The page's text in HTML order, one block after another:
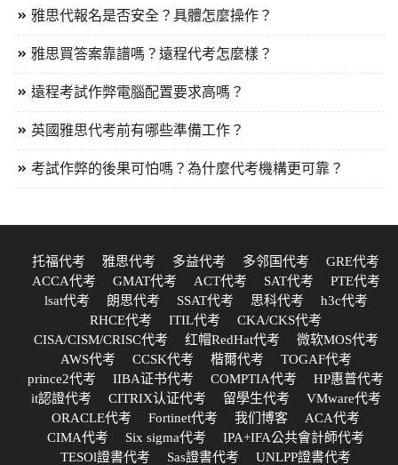
雅思代報名是否安全？具體怎麼操作？
雅思買答案靠譜嗎？遠程代考怎麼樣？
遠程考試作弊電腦配置要求高嗎？
英國雅思代考前有哪些準備工作？
考試作弊的後果可怕嗎？為什麼代考機構更可靠？
托福代考 雅思代考 多益代考 多邻国代考
GRE代考
ACCA代考
GMAT代考 ACT代考 SAT代考
PTE代考
lsat代考
朗思代考 SSAT代考 思科代考
h3c代考
RHCE代考
ITIL代考
CKA/CKS代考
CISA/CISM/CRISC代考
红帽RedHat代考
微软MOS代考
AWS代考
CCSK代考 楷爾代考
TOGAF代考
prince2代考
IIBA证书代考 COMPTIA代考
HP惠普代考
it認證代考
CITRIX认证代考 留學生代考
VMware代考
ORACLE代考
Fortinet代考 我们博客
ACA代考
CIMA代考
Six sigma代考
IPA+IFA公共會計師代考
TESOl證書代考
Sas證書代考
UNLPP證書代考